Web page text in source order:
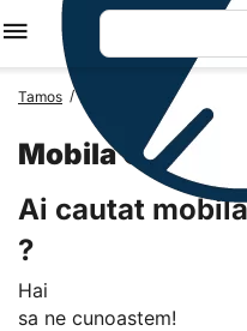
Tamos / Mobila Romania
Mobila Ciocarlia
Ai cautat
?
Hai
sa ne cunoastem!